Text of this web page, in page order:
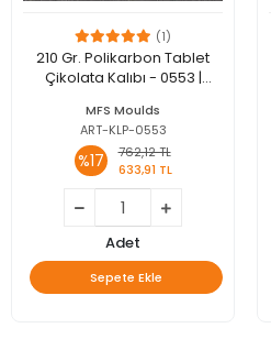
(1)
210 Gr. Polikarbon Tablet
Çikolata Kalıbı - 0553 |
MFS Moulds
ART-KLP-0553
%17
762,12 TL
633,91 TL
Adet
Sepete Ekle